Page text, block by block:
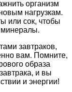
организм
нагрузкам.
или сок, чтобы
минералы.
завтраков,
вам. Помните,
образа
и вы
и энергии!